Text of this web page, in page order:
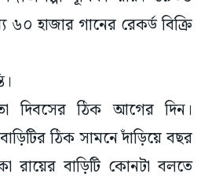
৬০ হাজার গানের রেকর্ড বিক্রি
দিবসের ঠিক আগের দিন।
ঠিক সামনে দাঁড়িয়ে বছর
রায়ের বাড়িটি কোনটা বলতে